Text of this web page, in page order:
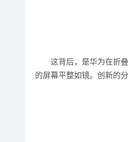
这背后，是华为在折叠
的屏幕平整如镜。创新的